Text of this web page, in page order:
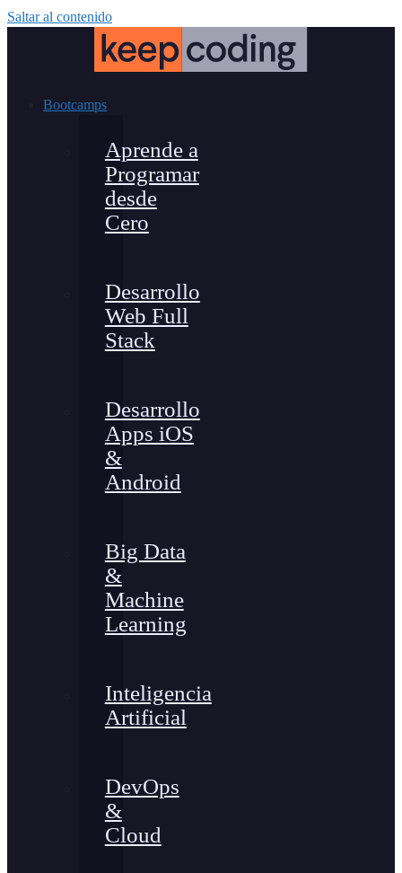
Saltar al contenido
Bootcamps
Aprende a
Programar
desde
Cero
Desarrollo
Web Full
Stack
Desarrollo
Apps iOS
&
Android
Big Data
&
Machine
Learning
Inteligencia
Artificial
DevOps
&
Cloud